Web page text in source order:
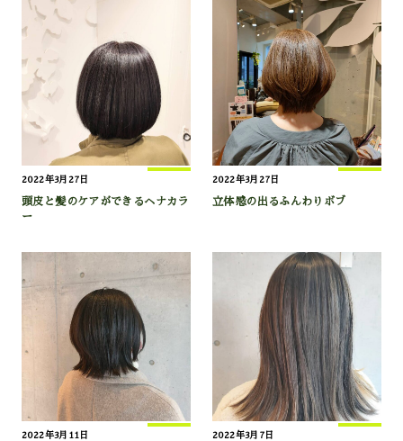
2022年3月27日
頭皮と髪のケアができるヘナカラ
ー
2022年3月27日
立体感の出るふんわりボブ
2022年3月11日 2022年3月7日